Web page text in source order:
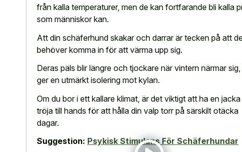
från kalla temperaturer, men de kan fortfarande bli kalla
som människor kan.
Att din schäferhund skakar och darrar är tecken på att
behöver komma in för att värma upp sig.
Deras päls blir längre och tjockare när vintern närmar
ger en utmärkt isolering mot kylan.
Om du bor i ett kallare klimat, är det viktigt att ha en jacka
tröja till hands för att hålla din valp torr på särskilt otäcka
dagar.
Suggestion: Psykisk Stimulans För Schäferhundar